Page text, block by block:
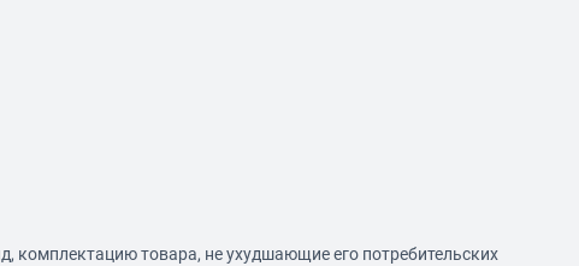
комплектацию товара, не ухудшающие его потребительских